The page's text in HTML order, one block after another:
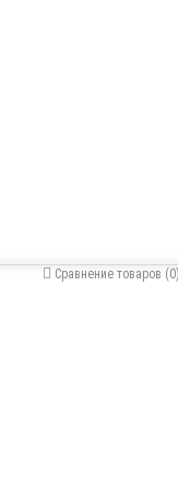
Сравнение товаров (0)